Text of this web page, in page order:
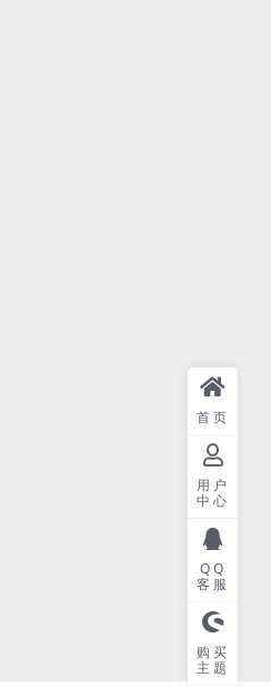
首页
用户
中心
QQ
客服
购买
主题